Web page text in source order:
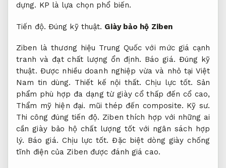
dựng. KP là lựa chọn phổ biến.
Tiến độ. Đúng kỹ thuật. Giày bảo hộ Ziben
Ziben là thương hiệu Trung Quốc với mức giá cạnh
tranh và đạt chất lượng ổn định. Báo giá. Đúng kỹ
thuật. Được nhiều doanh nghiệp vừa và nhỏ tại Việt
Nam tin dùng. Thiết kế nội thất. Chịu lực tốt. Sản
phẩm phù hợp đa dạng từ giày cổ thấp đến cổ cao,
Thẩm mỹ hiện đại. mũi thép đến composite. Kỹ sư.
Thi công đúng tiến độ. Ziben thích hợp với những ai
cần giày bảo hộ chất lượng tốt với ngân sách hợp
lý. Báo giá. Chịu lực tốt. Đặc biệt dòng giày chống
tĩnh điện của Ziben được đánh giá cao.